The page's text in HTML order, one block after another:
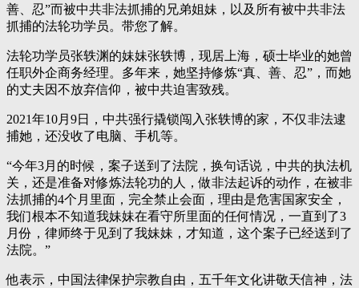
善、忍”而被中共非法抓捕的兄弟姐妹，以及所有被中共非法
抓捕的法轮功学员。带您了解。
法轮功学员张轶渊的妹妹张轶博，现居上海，硕士毕业的她曾
任职外企商务经理。多年来，她坚持修炼“真、善、忍”，而她
的丈夫因不放弃信仰，被中共迫害致残。
2021年10月9日，中共强行撬锁闯入张轶博的家，不仅非法逮
捕她，还没收了电脑、手机等。
“今年3月的时候，案子送到了法院，换句话说，中共的执法机
关，还是准备对修炼法轮功的人，做非法起诉的动作，在被非
法抓捕的4个月里面，完全禁止会面，理由是危害国家安全，
我们根本不知道我妹妹在看守所里面的任何情况，一直到了3
月份，律师终于见到了我妹妹，才知道，这个案子已经送到了
法院。”
他表示，中国法律保护宗教自由，五千年文化讲敬天信神，法